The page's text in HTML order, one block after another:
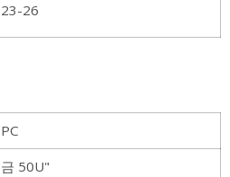
23-26
PC
금 50U"